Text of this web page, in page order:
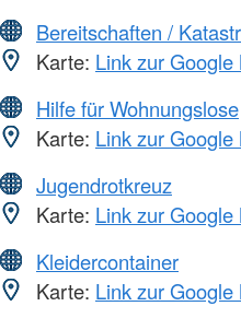
Bereitschaften /
Karte: Link zur
Hilfe für Wohnungslose
Karte: Link zur
Jugendrotkreuz
Karte: Link zur
Kleidercontainer
Karte: Link zur